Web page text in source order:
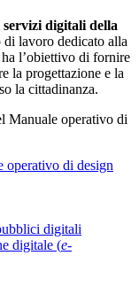
digitali della
di lavoro dedicato alla
l’obiettivo di fornire
la progettazione e la
la cittadinanza.
Manuale operativo di
operativo di design
digitali
digitale (e-